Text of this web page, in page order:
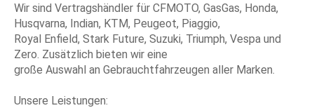
Wir sind Vertragshändler für CFMOTO, GasGas, Honda,
Husqvarna, Indian, KTM, Peugeot, Piaggio,
Royal Enfield, Stark Future, Suzuki, Triumph, Vespa und
Zero. Zusätzlich bieten wir eine
große Auswahl an Gebrauchtfahrzeugen aller Marken.
Unsere Leistungen: